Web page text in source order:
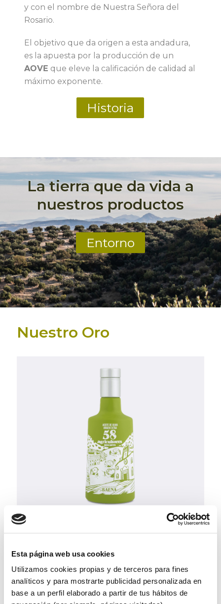
Esta página web usa cookies
Utilizamos cookies propias y de terceros para fines
analíticos y para mostrarte publicidad personalizada en
base a un perfil elaborado a partir de tus hábitos de
y con el nombre de Nuestra Señora del
Rosario.
El objetivo que da origen a esta andadura,
es la apuesta por la producción de un
AOVE que eleve la calificación de calidad al
máximo exponente.
Historia
La tierra que da vida a
nuestros productos
Entorno
Nuestro Oro
Caja 6 botellas 0,5L Aove
Ver producto